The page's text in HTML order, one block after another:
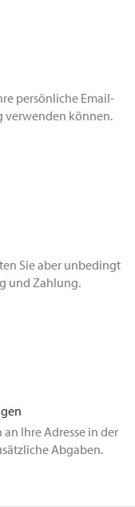
persönliche Email-
verwenden können.
Sie aber unbedingt
und Zahlung.
Ihre Adresse in der
Abgaben.